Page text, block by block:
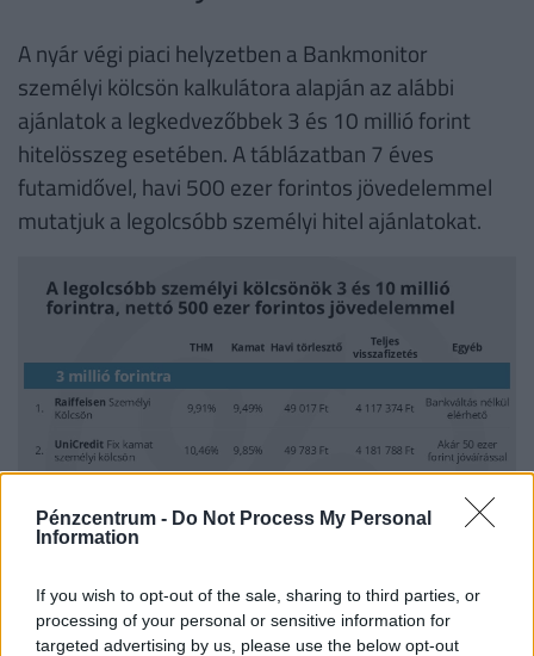
Pénzcentrum - Do Not Process My Personal
Information
If you wish to opt-out of the sale, sharing to third parties, or
processing of your personal or sensitive information for
targeted advertising by us, please use the below opt-out
A nyár végi piaci helyzetben a Bankmonitor
személyi kölcsön kalkulátora alapján az alábbi
ajánlatok a legkedvezőbbek 3 és 10 millió forint
hitelösszeg esetében. A táblázatban 7 éves
futamidővel, havi 500 ezer forintos jövedelemmel
mutatjuk a legolcsóbb személyi hitel ajánlatokat.